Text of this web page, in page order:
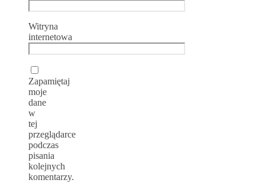
Witryna
internetowa
Zapamiętaj
moje
dane
w
tej
przeglądarce
podczas
pisania
kolejnych
komentarzy.